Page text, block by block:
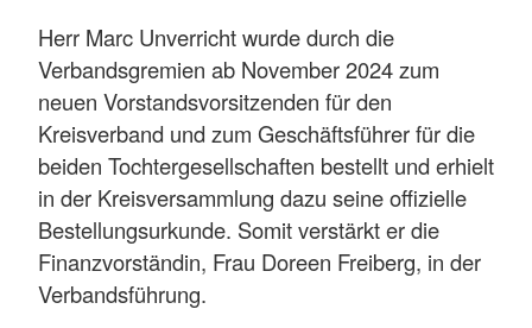
Herr Marc Unverricht wurde durch die
Verbandsgremien ab November 2024 zum
neuen Vorstandsvorsitzenden für den
Kreisverband und zum Geschäftsführer für die
beiden Tochtergesellschaften bestellt und erhielt
in der Kreisversammlung dazu seine offizielle
Bestellungsurkunde. Somit verstärkt er die
Finanzvorständin, Frau Doreen Freiberg, in der
Verbandsführung.